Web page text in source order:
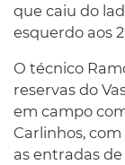
que caiu do
esquerdo aos
O técnico
reservas do
em campo
Carlinhos,
as entradas